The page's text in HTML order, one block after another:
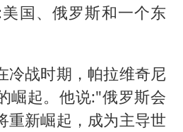
国、俄罗斯和一个东
冷战时期，帕拉维奇尼
崛起。他说:"俄罗斯会
重新崛起，成为主导世